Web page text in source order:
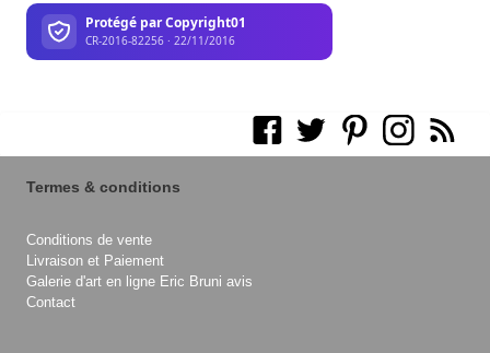
Termes & conditions
Conditions de vente
Livraison et Paiement
Galerie d'art en ligne Eric Bruni avis
Contact